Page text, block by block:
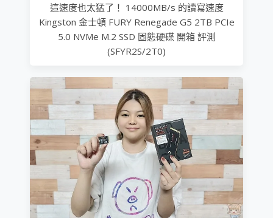
這速度也太猛了！ 14000MB/s 的讀寫速度
Kingston 金士頓 FURY Renegade G5 2TB PCIe
5.0 NVMe M.2 SSD 固態硬碟 開箱 評測
(SFYR2S/2T0)